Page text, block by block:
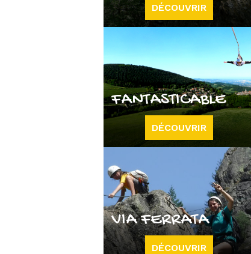
DÉCOUVRIR
FANTASTICABLE
DÉCOUVRIR
VIA FERRATA
DÉCOUVRIR